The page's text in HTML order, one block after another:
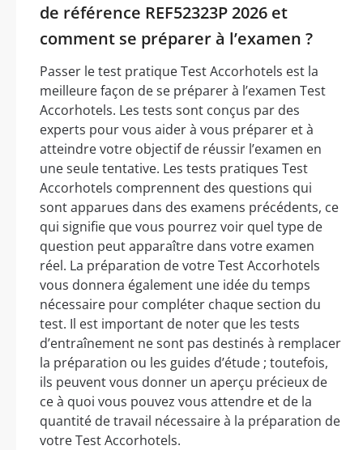
de référence REF52323P 2026 et
comment se préparer à l’examen ?
Passer le test pratique Test Accorhotels est la
meilleure façon de se préparer à l’examen Test
Accorhotels. Les tests sont conçus par des
experts pour vous aider à vous préparer et à
atteindre votre objectif de réussir l’examen en
une seule tentative. Les tests pratiques Test
Accorhotels comprennent des questions qui
sont apparues dans des examens précédents, ce
qui signifie que vous pourrez voir quel type de
question peut apparaître dans votre examen
réel. La préparation de votre Test Accorhotels
vous donnera également une idée du temps
nécessaire pour compléter chaque section du
test. Il est important de noter que les tests
d’entraînement ne sont pas destinés à remplacer
la préparation ou les guides d’étude ; toutefois,
ils peuvent vous donner un aperçu précieux de
ce à quoi vous pouvez vous attendre et de la
quantité de travail nécessaire à la préparation de
votre Test Accorhotels.